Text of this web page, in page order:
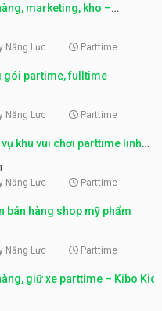
marketing, kho –
Năng Lực Parttime
gói partime, fulltime
Năng Lực Parttime
khu vui chơi parttime linh
Năng Lực Parttime
bán hàng shop mỹ phẩm
Năng Lực Parttime
giữ xe parttime – Kibo Kid